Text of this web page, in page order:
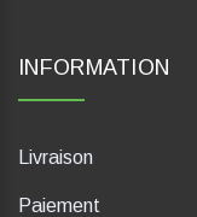
INFORMATION
Livraison
Paiement